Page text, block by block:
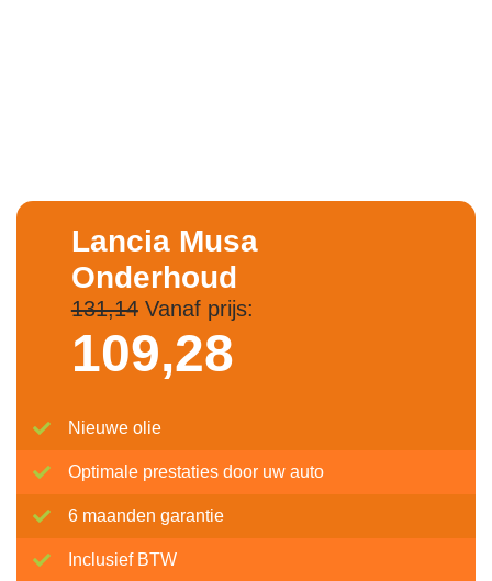
Lancia Musa
Onderhoud
131,14Vanaf prijs:
109,28
Nieuwe olie
Optimale prestaties door uw auto
6 maanden garantie
Inclusief BTW